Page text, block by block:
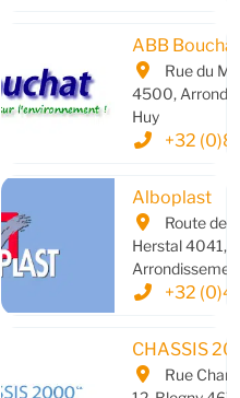
Verviers
de
33 02 24
13,
de Verviers
92 97
ABB Bouchat
Rue du
4500,
Huy
+32
Alboplast
Route de
Herstal 4041,
+32
CHASSIS
Rue